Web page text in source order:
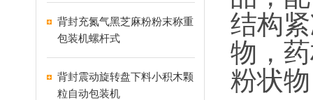
背封充氮气黑芝麻粉粉末称重
包装机螺杆式
背封震动旋转盘下料小积木颗
粒自动包装机
结构
物，
粉状